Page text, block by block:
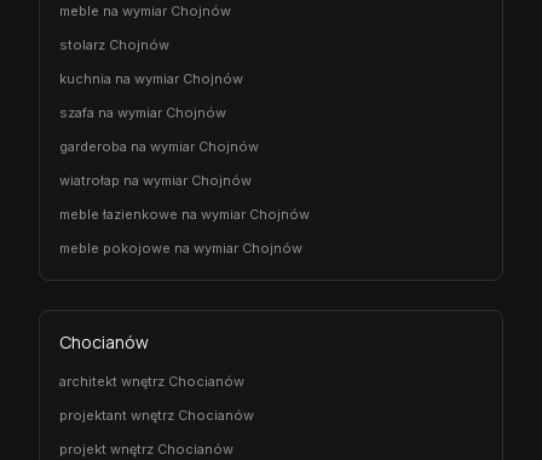
meble na wymiar Chojnów
stolarz Chojnów
kuchnia na wymiar Chojnów
szafa na wymiar Chojnów
garderoba na wymiar Chojnów
wiatrołap na wymiar Chojnów
meble łazienkowe na wymiar Chojnów
meble pokojowe na wymiar Chojnów
Chocianów
architekt wnętrz Chocianów
projektant wnętrz Chocianów
projekt wnętrz Chocianów